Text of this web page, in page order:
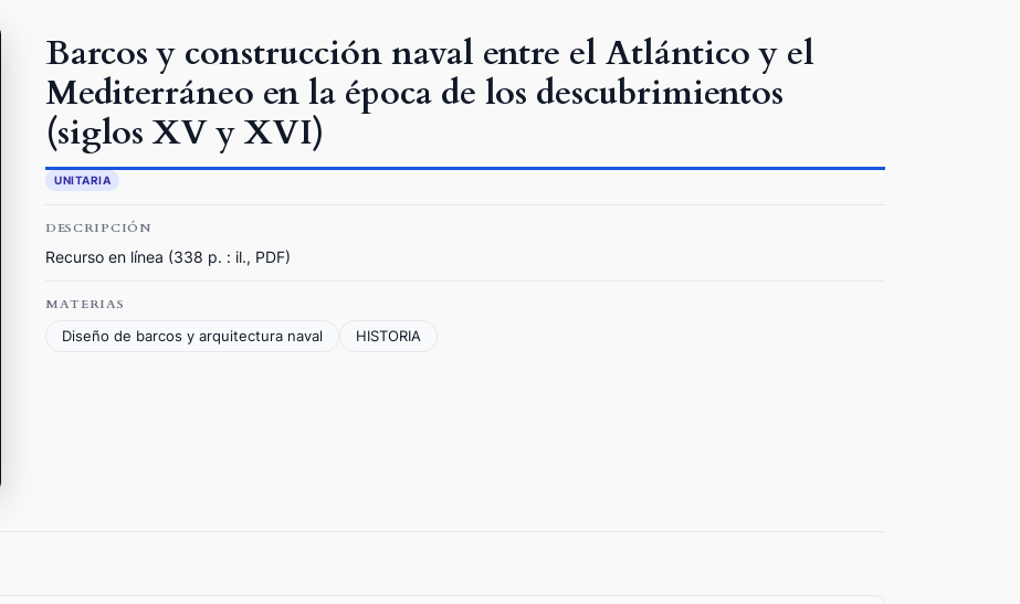
Barcos y construcción naval entre el Atlántico y el
Mediterráneo en la época de los descubrimientos
(siglos XV y XVI)
UNITARIA
DESCRIPCIÓN
Recurso en línea (338 p. : il., PDF)
MATERIAS
Diseño de barcos y arquitectura naval
HISTORIA